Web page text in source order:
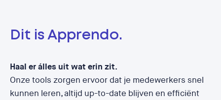
Dit is Apprendo.
Haal er álles uit wat erin zit.
Onze tools zorgen ervoor dat je medewerkers snel
kunnen leren, altijd up-to-date blijven en efficiënt